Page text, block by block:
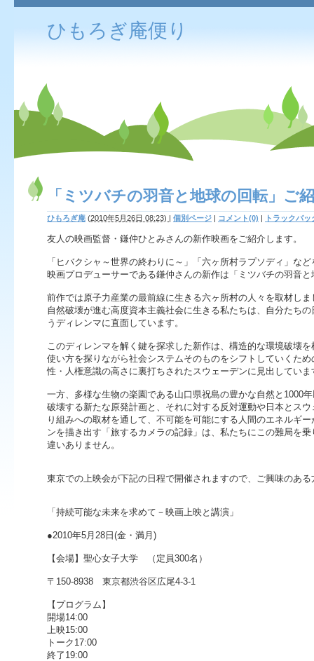
ひもろぎ庵便り
「ミツバチの羽音と地球の回転」ご
ひもろぎ庵 (2010年5月26日 08:23) | 個別ページ | コメント(0) | トラックバッ
友人の映画監督・鎌仲ひとみさんの新作映画をご紹介します。
「ヒバクシャ～世界の終わりに～」「六ヶ所村ラプソディ」な
映画プロデューサーである鎌仲さんの新作は「ミツバチの羽音
前作では原子力産業の最前線に生きる六ヶ所村の人々を取材し
自然破壊が進む高度資本主義社会に生きる私たちは、自分たち
うディレンマに直面しています。
このディレンマを解く鍵を探求した新作は、構造的な環境破壊
使い方を探りながら社会システムそのものをシフトしていくた
性・人権意識の高さに裏打ちされたスウェーデンに見出していま
一方、多様な生物の楽園である山口県祝島の豊かな自然と1000
破壊する新たな原発計画と、それに対する反対運動や日本とス
り組みへの取材を通して、不可能を可能にする人間のエネルギ
ンを描き出す「旅するカメラの記録」は、私たちにこの難局を
違いありません。
東京での上映会が下記の日程で開催されますので、ご興味のあ
「持続可能な未来を求めて－映画上映と講演」
●2010年5月28日(金・満月)
【会場】聖心女子大学 （定員300名）
〒150-8938 東京都渋谷区広尾4-3-1
【プログラム】
開場14:00
上映15:00
トーク17:00
終了19:00